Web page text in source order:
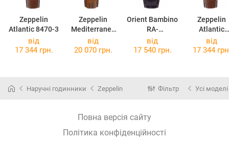
Zeppelin
Atlantic 8470-3
Zeppelin
Mediterranee
9668-5
Orient Bambino
RA-
AK0804Y10B
Zeppelin
Atlantic
Automatic
8466-3
від
17 344 грн.
від
20 070 грн.
від
17 540 грн.
від
17 344
Наручні годинники Zeppelin Фільтр Усі моделі
Повна версія сайту
Політика конфіденційності